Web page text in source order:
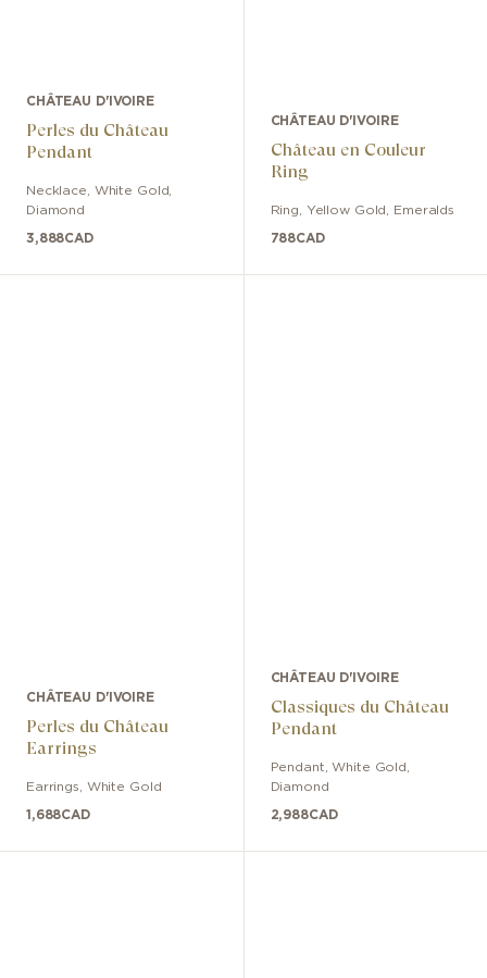
CHÂTEAU D'IVOIRE
Perles du Château
Pendant
Necklace White Gold
Diamond
3,888CAD
CHÂTEAU D'IVOIRE
Château en Couleur
Ring
Ring Yellow Gold Emeralds
788CAD
CHÂTEAU D'IVOIRE
Perles du Château
Earrings
Earrings White Gold
1,688CAD
CHÂTEAU D'IVOIRE
Classiques du Château
Pendant
Pendant ,White Gold
Diamond
2,988CAD